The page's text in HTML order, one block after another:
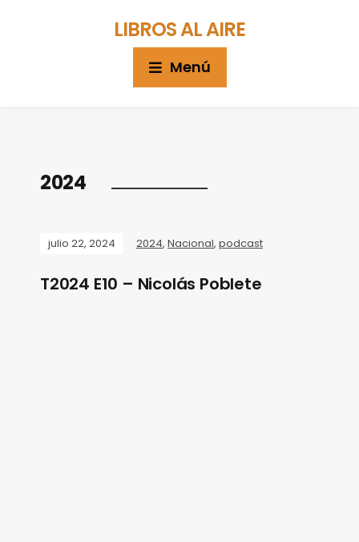
LIBROS AL AIRE
Menú
2024
julio 22, 2024 2024, Nacional, podcast
T2024 E10 – Nicolás Poblete